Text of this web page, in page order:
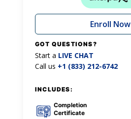
Enroll Now
GOT QUESTIONS?
Start a LIVE CHAT
Call us +1 (833) 212-6742
INCLUDES:
Completion
Certificate